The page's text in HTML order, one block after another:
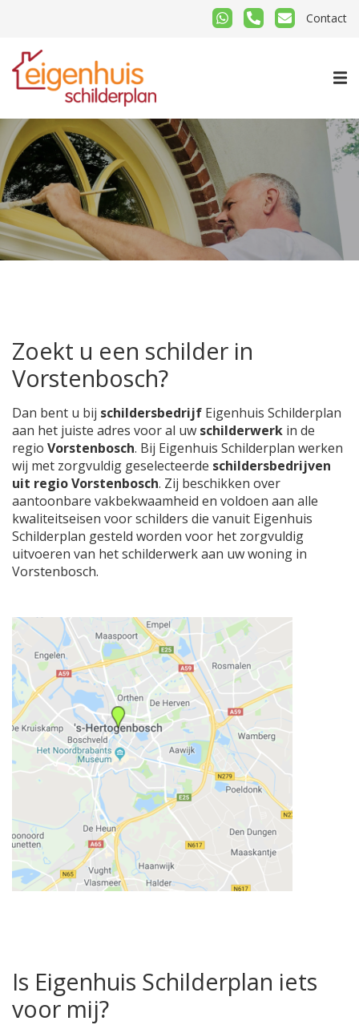
Contact
Zoekt u een schilder in
Vorstenbosch?
Dan bent u bij schildersbedrijf Eigenhuis Schilderplan
aan het juiste adres voor al uw schilderwerk in de
regio Vorstenbosch. Bij Eigenhuis Schilderplan werken
wij met zorgvuldig geselecteerde schildersbedrijven
uit regio Vorstenbosch. Zij beschikken over
aantoonbare vakbekwaamheid en voldoen aan alle
kwaliteitseisen voor schilders die vanuit Eigenhuis
Schilderplan gesteld worden voor het zorgvuldig
uitvoeren van het schilderwerk aan uw woning in
Vorstenbosch.
Is Eigenhuis Schilderplan iets
voor mij?